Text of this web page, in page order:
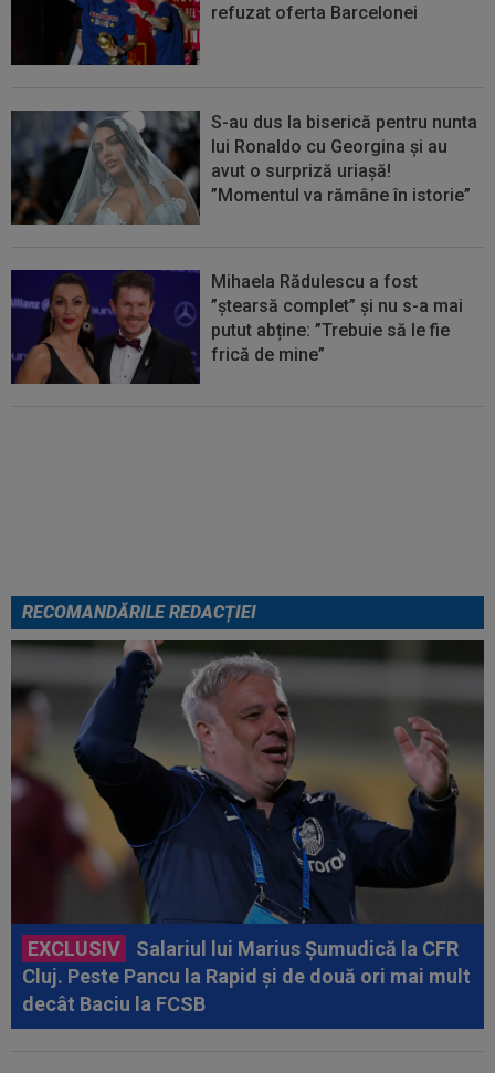
refuzat oferta Barcelonei
S-au dus la biserică pentru nunta
lui Ronaldo cu Georgina și au
avut o surpriză uriașă!
”Momentul va rămâne în istorie”
Mihaela Rădulescu a fost
”ștearsă complet” și nu s-a mai
putut abține: ”Trebuie să le fie
frică de mine”
RECOMANDĂRILE REDACȚIEI
EXCLUSIV
Salariul lui Marius Șumudică la CFR
Cluj. Peste Pancu la Rapid și de două ori mai mult
decât Baciu la FCSB